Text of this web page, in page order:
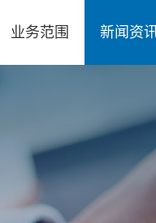
业务范围 新闻资